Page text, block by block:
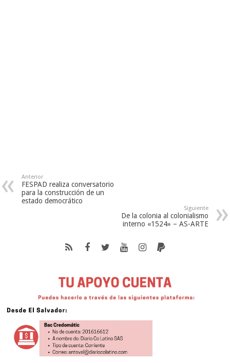
Anterior
FESPAD realiza conversatorio
para la construcción de un
estado democrático
Siguiente
De la colonia al colonialismo
interno «1524» – AS-ARTE